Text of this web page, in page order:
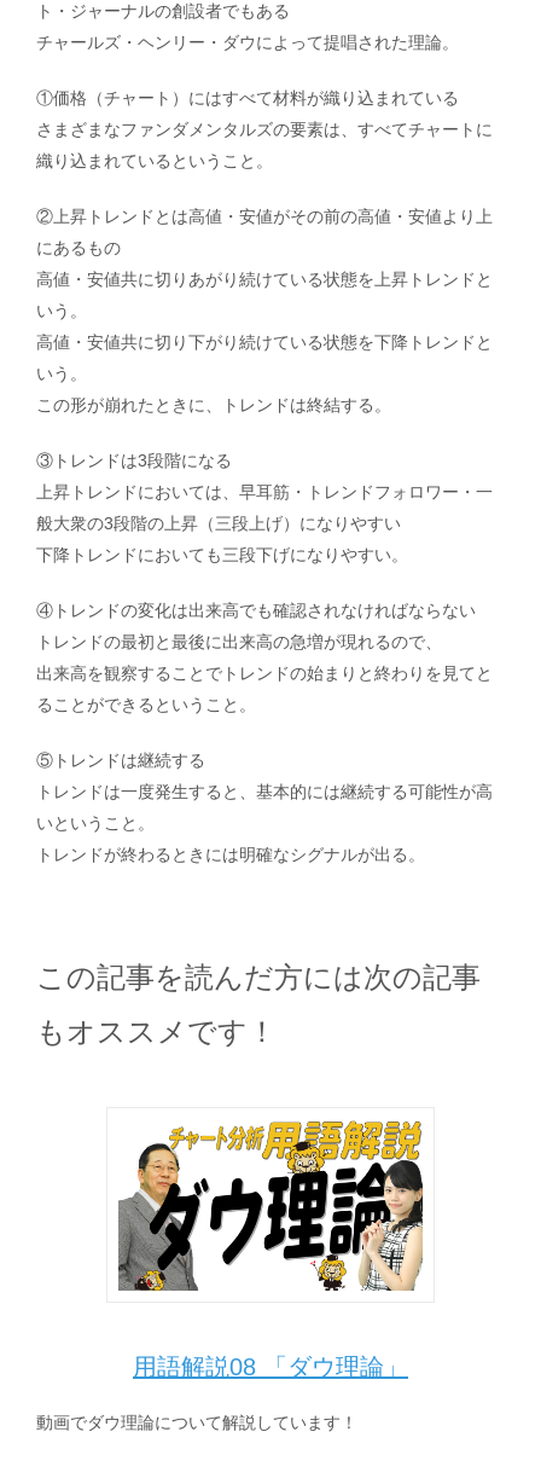
ト・ジャーナルの創設者でもある
チャールズ・ヘンリー・ダウによって提唱された理論。
①価格（チャート）にはすべて材料が織り込まれている
さまざまなファンダメンタルズの要素は、すべてチャートに
織り込まれているということ。
②上昇トレンドとは高値・安値がその前の高値・安値より上
にあるもの
高値・安値共に切りあがり続けている状態を上昇トレンドと
いう。
高値・安値共に切り下がり続けている状態を下降トレンドと
いう。
この形が崩れたときに、トレンドは終結する。
③トレンドは3段階になる
上昇トレンドにおいては、早耳筋・トレンドフォロワー・一
般大衆の3段階の上昇（三段上げ）になりやすい
下降トレンドにおいても三段下げになりやすい。
④トレンドの変化は出来高でも確認されなければならない
トレンドの最初と最後に出来高の急増が現れるので、
出来高を観察することでトレンドの始まりと終わりを見てと
ることができるということ。
⑤トレンドは継続する
トレンドは一度発生すると、基本的には継続する可能性が高
いということ。
トレンドが終わるときには明確なシグナルが出る。
この記事を読んだ方には次の記事
もオススメです！
用語解説08 「ダウ理論」
動画でダウ理論について解説しています！